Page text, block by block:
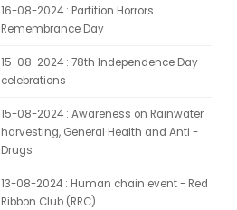
16-08-2024 : Partition Horrors
Remembrance Day
15-08-2024 : 78th Independence Day
celebrations
15-08-2024 : Awareness on Rainwater
harvesting, General Health and Anti -
Drugs
13-08-2024 : Human chain event - Red
Ribbon Club (RRC)